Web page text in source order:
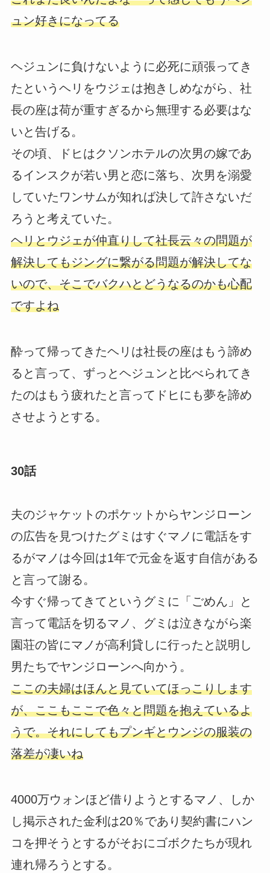
ュン好きになってる
ヘジュンに負けないように必死に頑張ってき
たというヘリをウジェは抱きしめながら、社
長の座は荷が重すぎるから無理する必要はな
いと告げる。
その頃、ドヒはクソンホテルの次男の嫁であ
るインスクが若い男と恋に落ち、次男を溺愛
していたワンサムが知れば決して許さないだ
ろうと考えていた。
ヘリとウジェが仲直りして社長云々の問題が
解決してもジングに繋がる問題が解決してな
いので、そこでバクハとどうなるのかも心配
ですよね
酔って帰ってきたヘリは社長の座はもう諦め
ると言って、ずっとヘジュンと比べられてき
たのはもう疲れたと言ってドヒにも夢を諦め
させようとする。
30話
夫のジャケットのポケットからヤンジローン
の広告を見つけたグミはすぐマノに電話をす
るがマノは今回は1年で元金を返す自信がある
と言って謝る。
今すぐ帰ってきてというグミに「ごめん」と
言って電話を切るマノ、グミは泣きながら楽
園荘の皆にマノが高利貸しに行ったと説明し
男たちでヤンジローンへ向かう。
ここの夫婦はほんと見ていてほっこりします
が、ここもここで色々と問題を抱えているよ
うで。それにしてもプンギとウンジの服装の
落差が凄いね
4000万ウォンほど借りようとするマノ、しか
し掲示された金利は20％であり契約書にハン
コを押そうとするがそおにゴボクたちが現れ
連れ帰ろうとする。